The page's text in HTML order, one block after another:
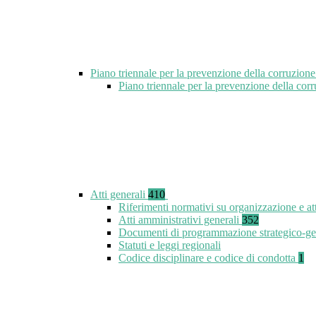
Piano triennale per la prevenzione della
Piano triennale per la prevenzione della
Atti generali 410
Riferimenti normativi su organizzazione e
Atti amministrativi generali 352
Documenti di programmazione strategico-
Statuti e leggi regionali
Codice disciplinare e codice di condotta 1